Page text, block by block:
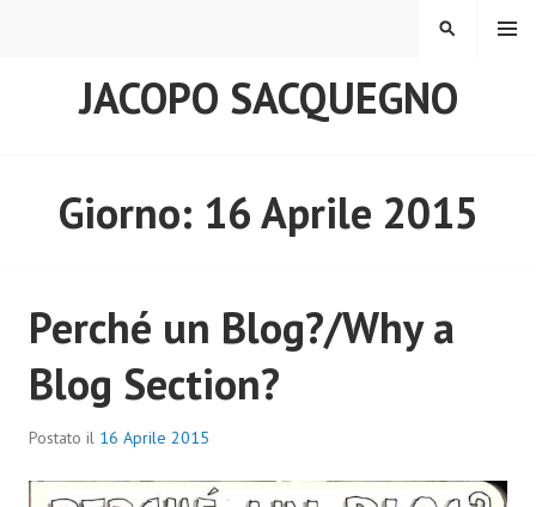
JACOPO SACQUEGNO
MENU
Giorno: 16 Aprile 2015
Perché un Blog?/Why a
Blog Section?
Postato il 16 Aprile 2015